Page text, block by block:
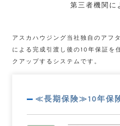
第三者機関に
アスカハウジング当社独自のアフ
による完成引渡し後の10年保証を
クアップするシステムです。
≪長期保険≫10年保